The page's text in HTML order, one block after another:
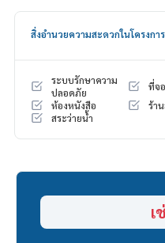
* มีให้เลือกอีกหลายห้อง หลาย
Facebook Fanpage : P2N
** รับฝาก ขาย-เช่า คอนโด
ด ทั่วกรุงเทพฯ
สิ่งอำนวยความสะดวกในโครงการ
ระบบรักษาความ
ปลอดภัย
ที่จ
ห้องหนังสือ
ร้า
สระว่ายน้ำ
เ